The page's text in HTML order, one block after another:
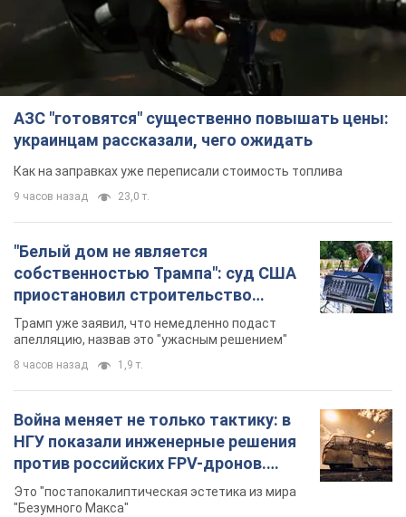
АЗС "готовятся" существенно повышать цены:
украинцам рассказали, чего ожидать
Как на заправках уже переписали стоимость топлива
9 часов назад 23,0 т.
"Белый дом не является
собственностью Трампа": суд США
приостановил строительство
бального зала стоимостью 400 млн
долларов
Трамп уже заявил, что немедленно подаст
апелляцию, назвав это "ужасным решением"
8 часов назад 1,9 т.
Война меняет не только тактику: в
НГУ показали инженерные решения
против российских FPV-дронов.
Фото
Это "постапокалиптическая эстетика из мира
"Безумного Макса"